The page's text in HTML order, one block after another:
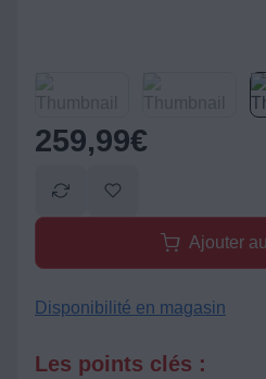
259,99€
Ajouter
Disponibilité en magasin
Les points clés :